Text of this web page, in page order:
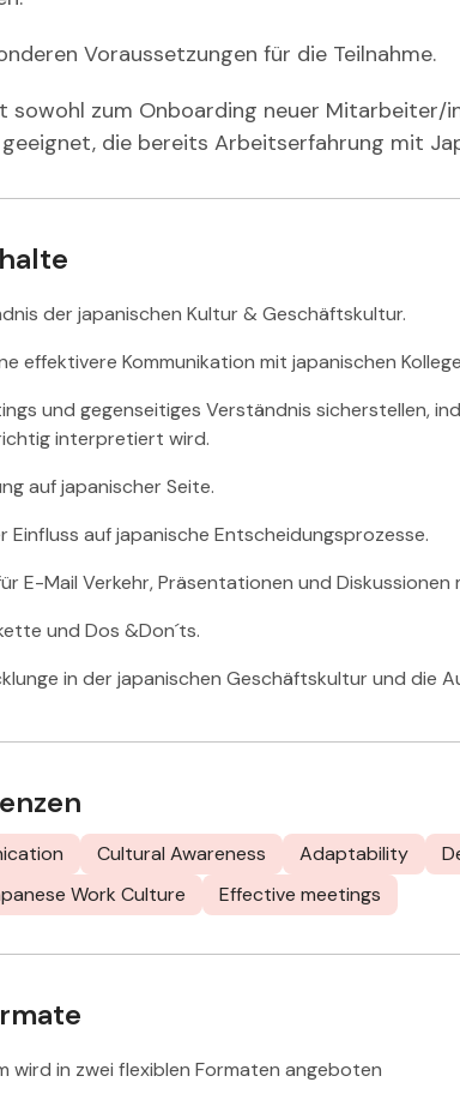
Voraussetzungen für die Teilnahme.
sowohl zum Onboarding neuer Mitarbeiter/
die bereits Arbeitserfahrung mit
der japanischen Kultur & Geschäftskultur.
effektivere Kommunikation mit japanischen
und gegenseitiges Verständnis sicherstellen,
interpretiert wird.
auf japanischer Seite.
Einfluss auf japanische Entscheidungsprozesse.
E-Mail Verkehr, Präsentationen und Diskussionen
und Dos &Don´ts.
in der japanischen Geschäftskultur und die
Cultural Awareness Adaptability
Work Culture Effective meetings
wird in zwei flexiblen Formaten angeboten